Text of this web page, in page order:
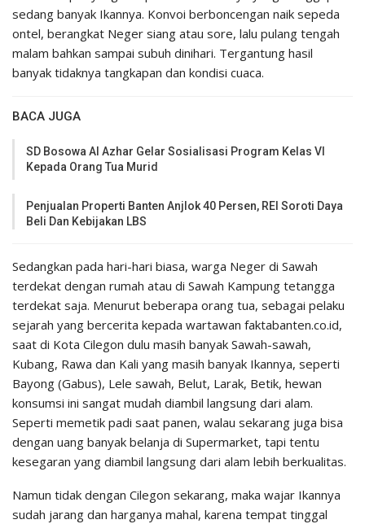
sedang banyak Ikannya. Konvoi berboncengan naik sepeda
ontel, berangkat Neger siang atau sore, lalu pulang tengah
malam bahkan sampai subuh dinihari. Tergantung hasil
banyak tidaknya tangkapan dan kondisi cuaca.
BACA JUGA
SD Bosowa Al Azhar Gelar Sosialisasi Program Kelas VI
Kepada Orang Tua Murid
Penjualan Properti Banten Anjlok 40 Persen, REI Soroti Daya
Beli Dan Kebijakan LBS
Sedangkan pada hari-hari biasa, warga Neger di Sawah
terdekat dengan rumah atau di Sawah Kampung tetangga
terdekat saja. Menurut beberapa orang tua, sebagai pelaku
sejarah yang bercerita kepada wartawan faktabanten.co.id,
saat di Kota Cilegon dulu masih banyak Sawah-sawah,
Kubang, Rawa dan Kali yang masih banyak Ikannya, seperti
Bayong (Gabus), Lele sawah, Belut, Larak, Betik, hewan
konsumsi ini sangat mudah diambil langsung dari alam.
Seperti memetik padi saat panen, walau sekarang juga bisa
dengan uang banyak belanja di Supermarket, tapi tentu
kesegaran yang diambil langsung dari alam lebih berkualitas.
Namun tidak dengan Cilegon sekarang, maka wajar Ikannya
sudah jarang dan harganya mahal, karena tempat tinggal